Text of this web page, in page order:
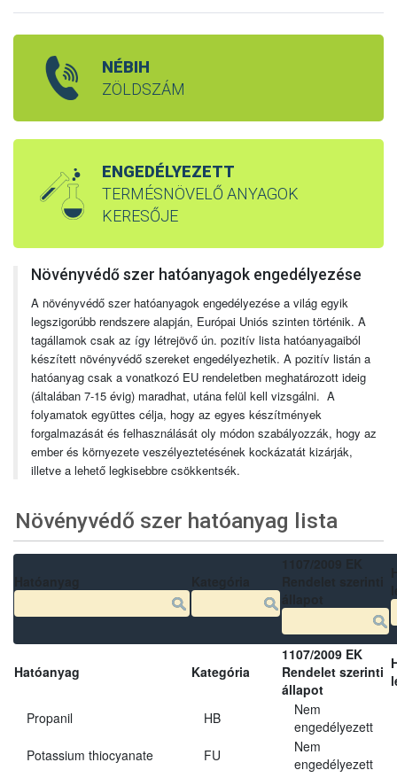
NÉBIH
ZÖLDSZÁM
ENGEDÉLYEZETT
TERMÉSNÖVELŐ ANYAGOK
KERESŐJE
Növényvédő szer hatóanyagok engedélyezése
A növényvédő szer hatóanyagok engedélyezése a világ egyik
legszigorúbb rendszere alapján, Európai Uniós szinten történik. A
tagállamok csak az így létrejövő ún. pozitív lista hatóanyagaiból
készített növényvédő szereket engedélyezhetik. A pozitív listán a
hatóanyag csak a vonatkozó EU rendeletben meghatározott ideig
(általában 7-15 évig) maradhat, utána felül kell vizsgálni. A
folyamatok együttes célja, hogy az egyes készítmények
forgalmazását és felhasználását oly módon szabályozzák, hogy az
ember és környezete veszélyeztetésének kockázatát kizárják,
illetve a lehető legkisebbre csökkentsék.
Növényvédő szer hatóanyag lista
Hatóanyag Kategória
1107/2009 EK
Rendelet szerinti
állapot
Propanil HB
Nem
engedélyezett
Potassium thiocyanate
FU
Nem
engedélyezett